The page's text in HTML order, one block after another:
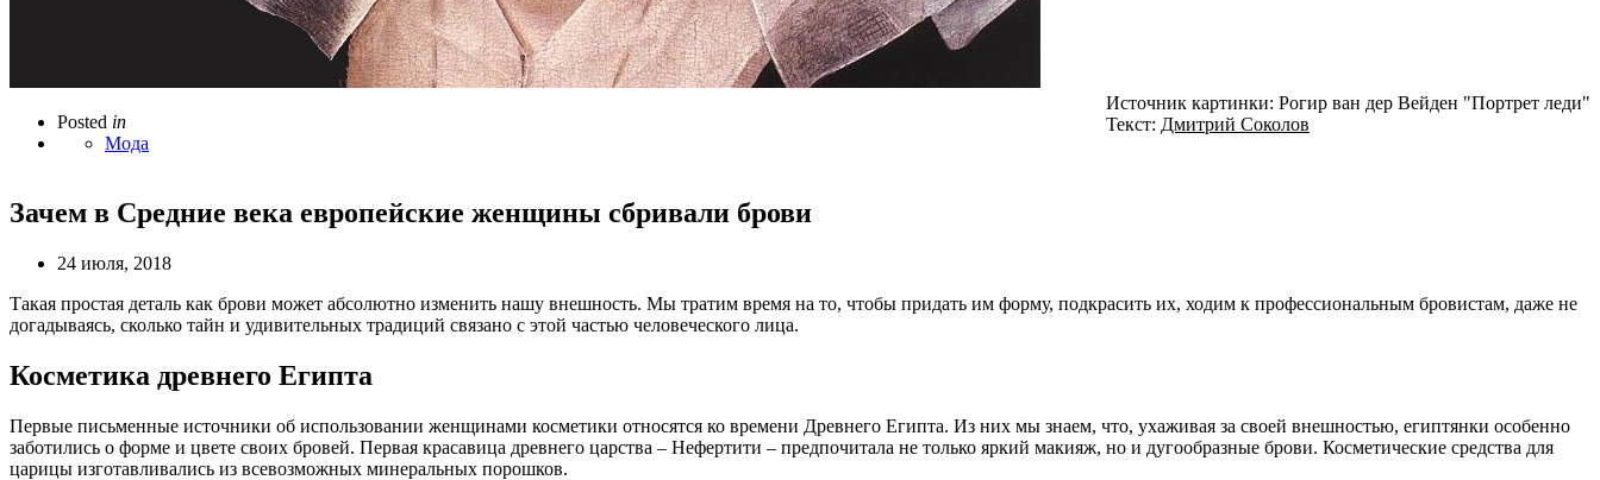
Posted in
Мода
Источник картинки: Рогир ван дер Вейден "Портрет леди"
Текст: Дмитрий Соколов
Зачем в Средние века европейские женщины сбривали брови
24 июля, 2018
Такая простая деталь как брови может абсолютно изменить нашу внешность. Мы тратим время на то, чтобы придать им форму, подкрасить их, ходим к профессиональным бровистам, даже не
догадываясь, сколько тайн и удивительных традиций связано с этой частью человеческого лица.
Косметика древнего Египта
Первые письменные источники об использовании женщинами косметики относятся ко времени Древнего Египта. Из них мы знаем, что, ухаживая за своей внешностью, египтянки особенно
заботились о форме и цвете своих бровей. Первая красавица древнего царства – Нефертити – предпочитала не только яркий макияж, но и дугообразные брови. Косметические средства для
царицы изготавливались из всевозможных минеральных порошков.